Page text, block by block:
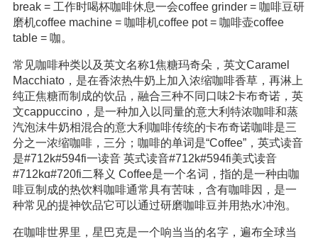
break = 工作时喝杯咖啡休息一会coffee grinder = 咖啡豆研
磨机coffee machine = 咖啡机coffee pot = 咖啡壶coffee
table = 咖。
常见咖啡种类以及英文名称1焦糖玛奇朵，英文Caramel
Macchiato，是在香浓热牛奶上加入浓缩咖啡香草，再淋上
纯正焦糖而制成的饮品，融合三种不同口味2卡布奇诺，英
文cappuccino，是一种加入以同量的意大利特浓咖啡和蒸
汽泡沫牛奶相混合的意大利咖啡传统的卡布奇诺咖啡是三
分之一浓缩咖啡，三分；咖啡的单词是“Coffee”，英式读音
是#712k#594fi一读音 英式读音#712k#594fi美式读音
#712kɑ#720fi二释义 Coffee是一个名词，指的是一种由咖
啡豆制成的热饮料咖啡通常具有苦味，含有咖啡因，是一
种常见的提神饮品它可以通过研磨咖啡豆并用热水冲泡。
在咖啡世界里，星巴克是一个响当当的名字，遍布全球当